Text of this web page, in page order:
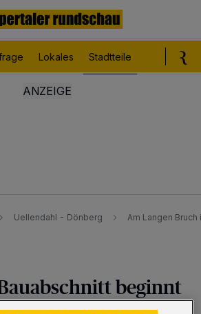
Lokales Stadtteile
Uellendahl - Dönberg Am Langen
beginnt